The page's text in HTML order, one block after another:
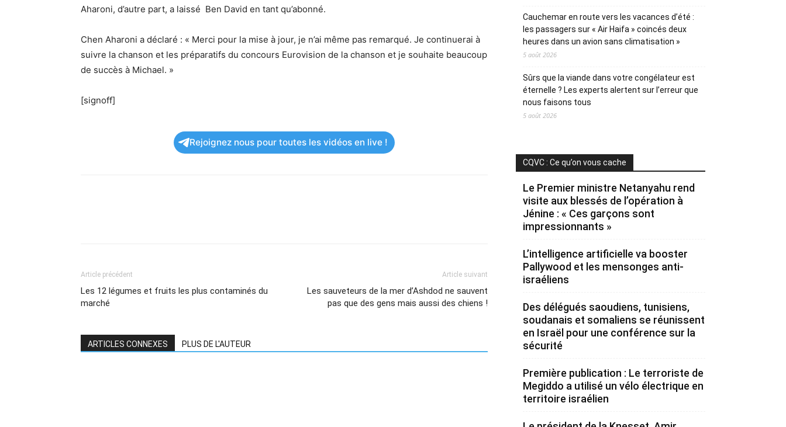
Aharoni, d’autre part, a laissé Ben David en tant qu’abonné.
Chen Aharoni a déclaré : « Merci pour la mise à jour, je n’ai même pas remarqué. Je continuerai à
suivre la chanson et les préparatifs du concours Eurovision de la chanson et je souhaite beaucoup
de succès à Michael. »
[signoff]
Rejoignez nous pour toutes les vidéos en live !
Article précédent
Les 12 légumes et fruits les plus contaminés du
marché
Article suivant
Les sauveteurs de la mer d’Ashdod ne sauvent
pas que des gens mais aussi des chiens !
ARTICLES CONNEXES PLUS DE L'AUTEUR
Cauchemar en route vers les vacances d’été :
les passagers sur « Air Haifa » coincés deux
heures dans un avion sans climatisation »
5 août 2026
Sûrs que la viande dans votre congélateur est
éternelle ? Les experts alertent sur l’erreur que
nous faisons tous
5 août 2026
CQVC : Ce qu’on vous cache
Le Premier ministre Netanyahu rend
visite aux blessés de l’opération à
Jénine : « Ces garçons sont
impressionnants »
L’intelligence artificielle va booster
Pallywood et les mensonges anti-
israéliens
Des délégués saoudiens, tunisiens,
soudanais et somaliens se réunissent
en Israël pour une conférence sur la
sécurité
Première publication : Le terroriste de
Megiddo a utilisé un vélo électrique en
territoire israélien